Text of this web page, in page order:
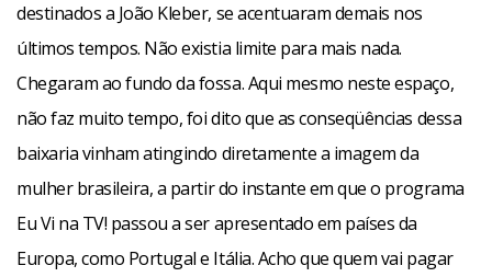
destinados a João Kleber, se acentuaram demais nos
últimos tempos. Não existia limite para mais nada.
Chegaram ao fundo da fossa. Aqui mesmo neste espaço,
não faz muito tempo, foi dito que as conseqüências dessa
baixaria vinham atingindo diretamente a imagem da
mulher brasileira, a partir do instante em que o programa
Eu Vi na TV! passou a ser apresentado em países da
Europa, como Portugal e Itália. Acho que quem vai pagar